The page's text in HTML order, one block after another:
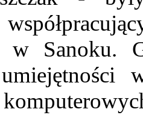
w Sanoku.